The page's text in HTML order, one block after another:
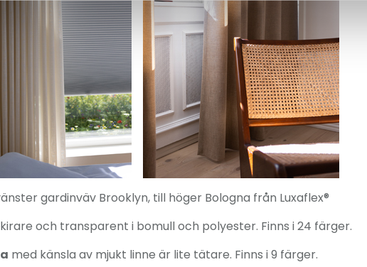
gardinväv Brooklyn, till höger Bologna från Luxaflex®
och transparent i bomull och polyester. Finns i 24 färger.
med känsla av mjukt linne är lite tätare. Finns i 9 färger.